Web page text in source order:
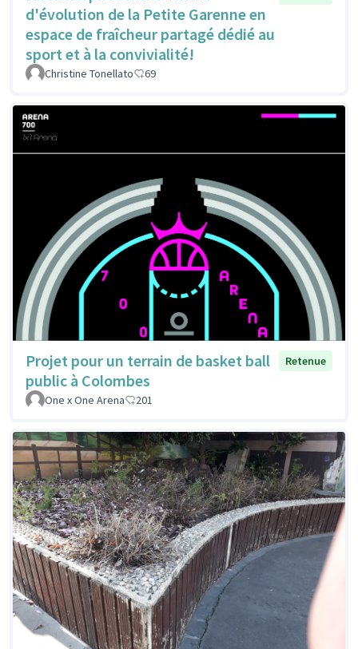
d'évolution de la Petite Garenne en
espace de fraîcheur partagé dédié au
sport et à la convivialité!
Christine Tonellato 69
Projet pour un terrain de basket ball
public à Colombes
Retenue
One x One Arena 201